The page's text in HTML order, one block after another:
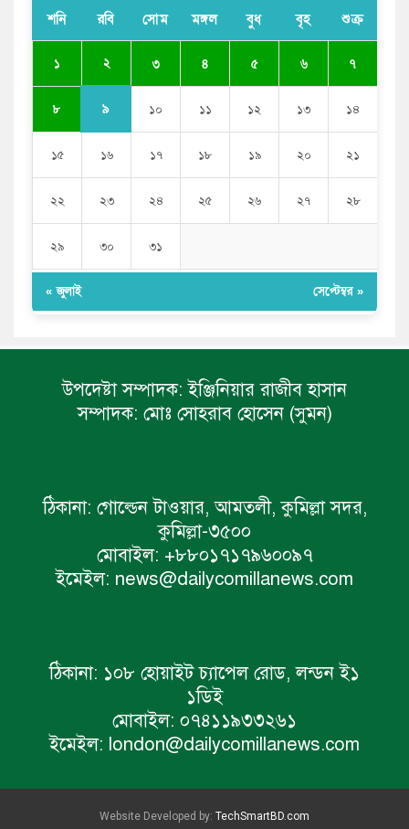
সরকার
সজীব ওয়াজেদ জয়
শনি রবি সোম মঙ্গল বুধ বৃহ শুক্র
১ ২ ৩ ৪ ৫ ৬ ৭
৮ ৯ ১০ ১১ ১২ ১৩ ১৪
১৫ ১৬ ১৭ ১৮ ১৯ ২০ ২১
২২ ২৩ ২৪ ২৫ ২৬ ২৭ ২৮
২৯ ৩০ ৩১
« জুলাই সেপ্টেম্বর »
উপদেষ্টা সম্পাদক: ইঞ্জিনিয়ার রাজীব হাসান
সম্পাদক: মোঃ সোহরাব হোসেন (সুমন)
ঠিকানা: গোল্ডেন টাওয়ার, আমতলী, কুমিল্লা সদর,
কুমিল্লা-৩৫০০
মোবাইল: +৮৮০১৭১৭৯৬০০৯৭
ইমেইল: news@dailycomillanews.com
ঠিকানা: ১০৮ হোয়াইট চ্যাপেল রোড, লন্ডন ই১
১ডিই
মোবাইল: ০৭৪১১৯৩৩২৬১
ইমেইল: london@dailycomillanews.com
Website Developed by: TechSmartBD.com